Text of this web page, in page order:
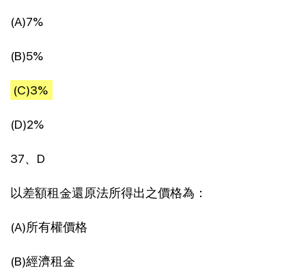
(A)7%
(B)5%
(C)3%
(D)2%
37、D
以差額租金還原法所得出之價格為：
(A)所有權價格
(B)經濟租金